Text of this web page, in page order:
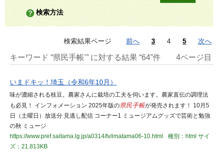
検索方法
検索結果ページ 前へ 3 4 5 次へ
キーワード “県民手帳’” に対する結果 “64”件 4ページ目
いまドキッ！埼玉（令和6年10月）
味が濃縮される枝豆。農家さんに栽培の工夫を伺います。農家直伝の調理法
も必見！ インフォメーション 2025年版の県民手帳が発売されます！ 10月5
日（土曜日）放送分 見逃し配信 コーナー1 ミュージアムグッズで芸術と勉強
の秋 ミュージ
https://www.pref.saitama.lg.jp/a0314/tv/imatama06-10.html
種別：html サイ
ズ：21.813KB